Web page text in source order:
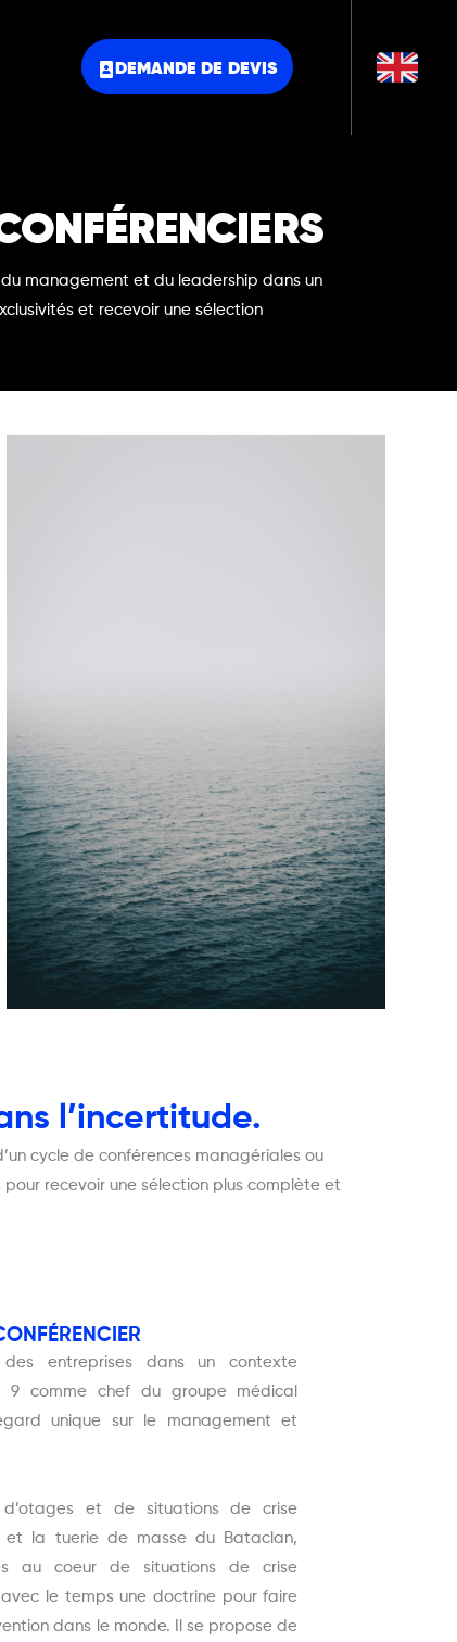
DEMANDE DE DEVIS
management et du leadership dans un
et recevoir une sélection
l’incertitude.
cycle de conférences managériales ou
recevoir une sélection plus complète et
entreprises dans un contexte
9 comme chef du groupe médical
unique sur le management et
et de situations de crise
et la tuerie de masse du Bataclan,
au coeur de situations de crise
le temps une doctrine pour faire
dans le monde. Il se propose de